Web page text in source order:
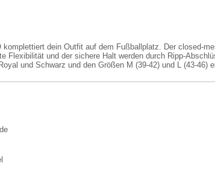
dein Outfit auf dem Fußballplatz. Der closed-
Flexibilität und der sichere Halt werden durch Ripp-
und Schwarz und den Größen M (39-42) und L (43-46)